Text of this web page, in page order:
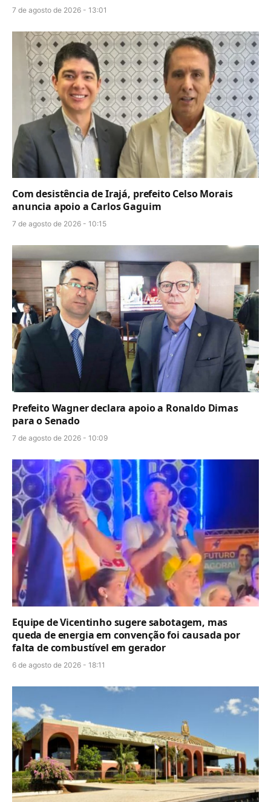
7 de agosto de 2026 - 13:01
Com desistência de Irajá, prefeito Celso Morais
anuncia apoio a Carlos Gaguim
7 de agosto de 2026 - 10:15
Prefeito Wagner declara apoio a Ronaldo Dimas
para o Senado
7 de agosto de 2026 - 10:09
Equipe de Vicentinho sugere sabotagem, mas
queda de energia em convenção foi causada por
falta de combustível em gerador
6 de agosto de 2026 - 18:11